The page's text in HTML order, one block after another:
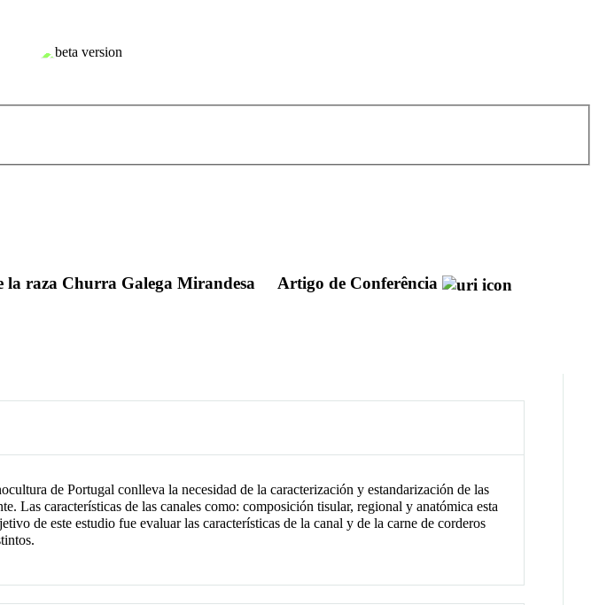
la raza Churra Galega Mirandesa Artigo de Conferência
de Portugal conlleva la necesidad de la caracterización y estandarización de las
Las características de las canales como: composición tisular, regional y anatómica esta
de este estudio fue evaluar las características de la canal y de la carne de corderos